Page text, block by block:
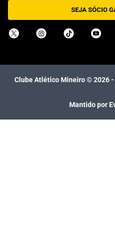
SEJA SÓCIO
Clube Atlético Mineiro ©2026-
Mantido por